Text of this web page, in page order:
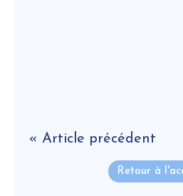
« Article précédent
Retour à